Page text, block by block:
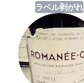
ラベル剥がれ